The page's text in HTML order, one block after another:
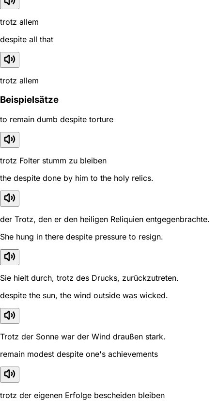
trotz allem
despite all that
trotz allem
Beispielsätze
to remain dumb despite torture
trotz Folter stumm zu bleiben
the despite done by him to the holy relics.
der Trotz, den er den heiligen Reliquien entgegenbrachte.
She hung in there despite pressure to resign.
Sie hielt durch, trotz des Drucks, zurückzutreten.
despite the sun, the wind outside was wicked.
Trotz der Sonne war der Wind draußen stark.
remain modest despite one's achievements
trotz der eigenen Erfolge bescheiden bleiben